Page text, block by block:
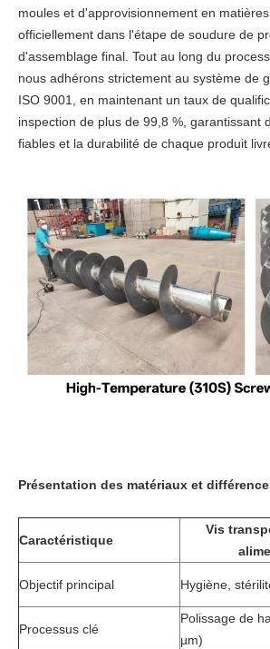
moules et d'approvisionnement en
officiellement dans l'étape de soudure de
d'assemblage final. Tout au long du
nous adhérons strictement au système de
ISO 9001, en maintenant un taux de
inspection de plus de 99,8 %, garantissant
fiables et la durabilité de chaque produit
Présentation des matériaux et
Caractéristique
Vis
Objectif principal Hygiène,
Processus clé
Polissage de
µm)